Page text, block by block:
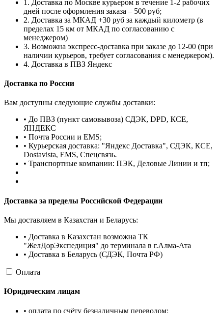
1. Доставка по Москве курьером в течение 1-2 рабочих
дней после оформления заказа – 500 руб;
2. Доставка за МКАД +30 руб за каждый километр (в
пределах 15 км от МКАД по согласованию с
менеджером)
3. Возможна экспресс-доставка при заказе до 12-00 (при
наличии курьеров, требует согласования с менеджером).
4. Доставка в ПВЗ Яндекс
Доставка по России
Вам доступны следующие службы доставки:
• До ПВЗ (пункт самовывоза) СДЭК, DPD, КСЕ,
ЯНДЕКС
• Почта России и EMS;
• Курьерская доставка: "Яндекс Доставка", СДЭК, КСЕ,
Dostavista, EMS, Спецсвязь.
• Транспортные компании: ПЭК, Деловые Линии и тп;
Доставка за пределы Российской Федерации
Мы доставляем в Казахстан и Беларусь:
• Доставка в Казахстан возможна ТК
"ЖелДорЭкспедиция" до терминала в г.Алма-Ата
• Доставка в Беларусь (СДЭК, Почта РФ)
Оплата
Юридическим лицам
• оплата по счёту безналичным переводом;